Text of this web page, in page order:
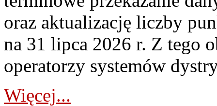
oraz aktualizację liczby
na 31 lipca 2026 r. Z tego
operatorzy systemów
Więcej...